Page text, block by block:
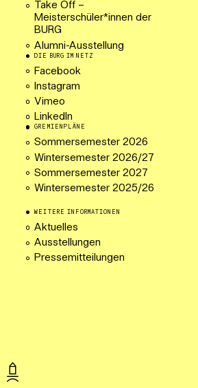
Take Off –
Meisterschüler*innen der
BURG
Alumni-Ausstellung
DIE BURG IM NETZ
Facebook
Instagram
Vimeo
LinkedIn
GREMIENPLÄNE
Sommersemester 2026
Wintersemester 2026/27
Sommersemester 2027
Wintersemester 2025/26
WEITERE INFORMATIONEN
Aktuelles
Ausstellungen
Pressemitteilungen